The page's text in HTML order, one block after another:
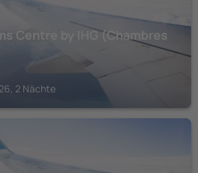
Centre by IHG (Chambres
2 Nächte